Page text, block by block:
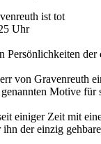
ist tot
Uhr
Persönlichkeiten
von Gravenreuth
Motive für
einiger Zeit mit
der einzig